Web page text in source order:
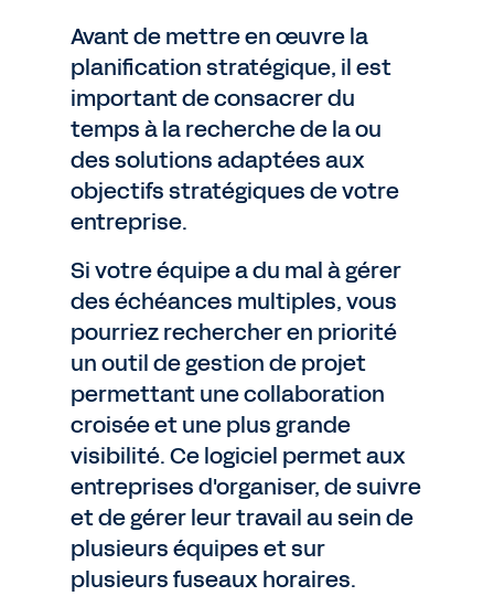
Avant de mettre en œuvre la
planification stratégique, il est
important de consacrer du
temps à la recherche de la ou
des solutions adaptées aux
objectifs stratégiques de votre
entreprise.
Si votre équipe a du mal à gérer
des échéances multiples, vous
pourriez rechercher en priorité
un outil de gestion de projet
permettant une collaboration
croisée et une plus grande
visibilité. Ce logiciel permet aux
entreprises d'organiser, de suivre
et de gérer leur travail au sein de
plusieurs équipes et sur
plusieurs fuseaux horaires.